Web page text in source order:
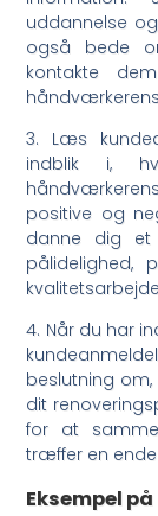
uddannelse
også bede
kontakte
3. Læs
indblik i,
positive og
danne dig et
pålidelighed,
4. Når du har
beslutning
dit
for at
træffer en
Eksempel